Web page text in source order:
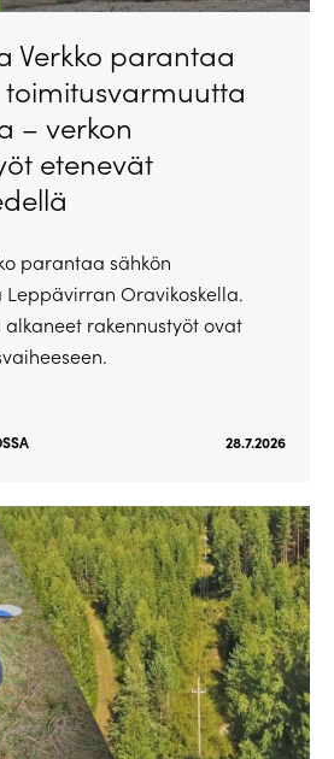
Verkko parantaa
toimitusvarmuutta
– verkon
etenevät
parantaa sähkön
Oravikoskella.
alkaneet rakennustyöt ovat
28.7.2026